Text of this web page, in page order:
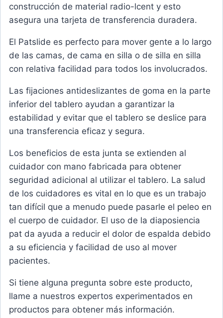
construcción de material radio-lcent y esto
asegura una tarjeta de transferencia duradera.
El Patslide es perfecto para mover gente a lo largo
de las camas, de cama en silla o de silla en silla
con relativa facilidad para todos los involucrados.
Las fijaciones antideslizantes de goma en la parte
inferior del tablero ayudan a garantizar la
estabilidad y evitar que el tablero se deslice para
una transferencia eficaz y segura.
Los beneficios de esta junta se extienden al
cuidador con mano fabricada para obtener
seguridad adicional al utilizar el tablero. La salud
de los cuidadores es vital en lo que es un trabajo
tan difícil que a menudo puede pasarle el peleo en
el cuerpo de cuidador. El uso de la diaposiencia
pat da ayuda a reducir el dolor de espalda debido
a su eficiencia y facilidad de uso al mover
pacientes.
Si tiene alguna pregunta sobre este producto,
llame a nuestros expertos experimentados en
productos para obtener más información.